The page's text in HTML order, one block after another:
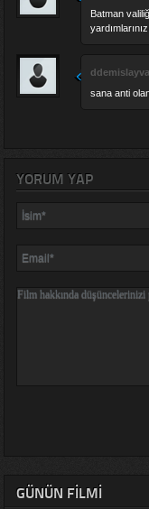
Batman
sana anti
YORUM YAP
GÜNÜN FILMI